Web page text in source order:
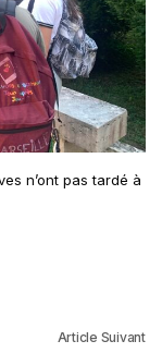
n’ont pas tardé à
Article Suivant